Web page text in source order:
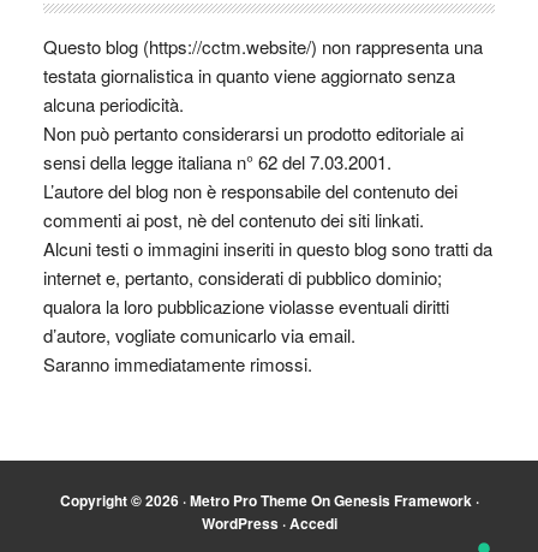
Questo blog (https://cctm.website/) non rappresenta una
testata giornalistica in quanto viene aggiornato senza
alcuna periodicità.
Non può pertanto considerarsi un prodotto editoriale ai
sensi della legge italiana n° 62 del 7.03.2001.
L’autore del blog non è responsabile del contenuto dei
commenti ai post, nè del contenuto dei siti linkati.
Alcuni testi o immagini inseriti in questo blog sono tratti da
internet e, pertanto, considerati di pubblico dominio;
qualora la loro pubblicazione violasse eventuali diritti
d’autore, vogliate comunicarlo via email.
Saranno immediatamente rimossi.
Copyright © 2026 ·Metro Pro ThemeOnGenesis Framework·
WordPress·Accedi